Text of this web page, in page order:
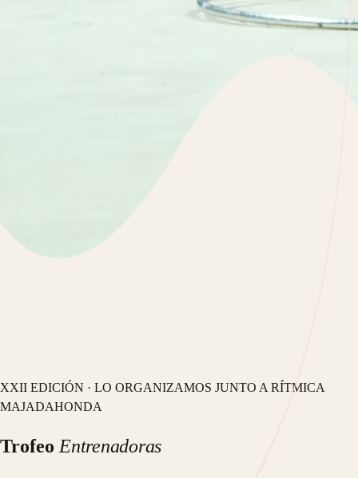
XXII EDICIÓN · LO ORGANIZAMOS JUNTO A RÍTMICA
MAJADAHONDA
TrofeoEntrenadoras